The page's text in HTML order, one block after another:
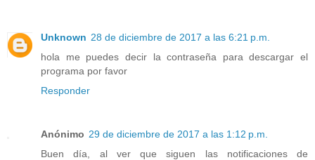
Unknown 28 de diciembre de 2017 a las 6:21 p.m.
hola me puedes decir la contraseña para descargar el
programa por favor
Responder
Anónimo 29 de diciembre de 2017 a las 1:12 p.m.
Buen día, al ver que siguen las notificaciones de